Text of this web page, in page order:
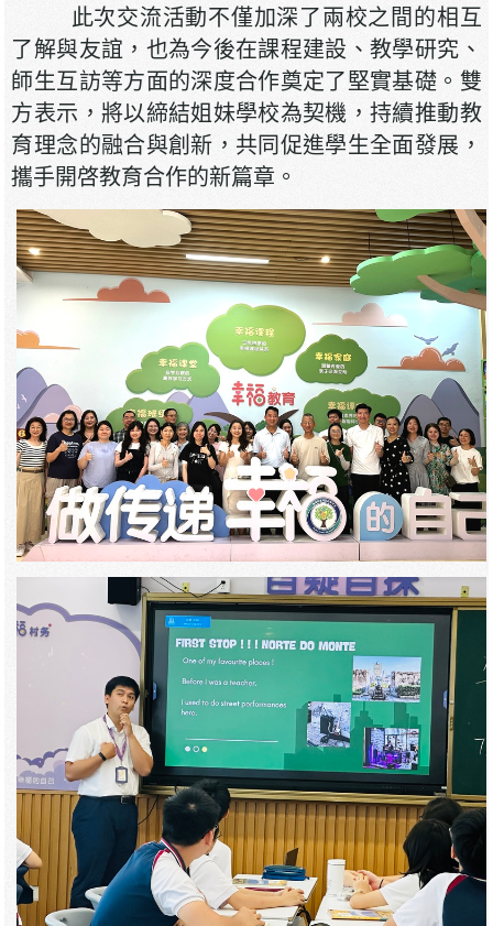
此次交流活動不僅加深了兩校之間的相互
了解與友誼，也為今後在課程建設、教學研究、
師生互訪等方面的深度合作奠定了堅實基礎。雙
方表示，將以締結姐妹學校為契機，持續推動教
育理念的融合與創新，共同促進學生全面發展，
攜手開啓教育合作的新篇章。